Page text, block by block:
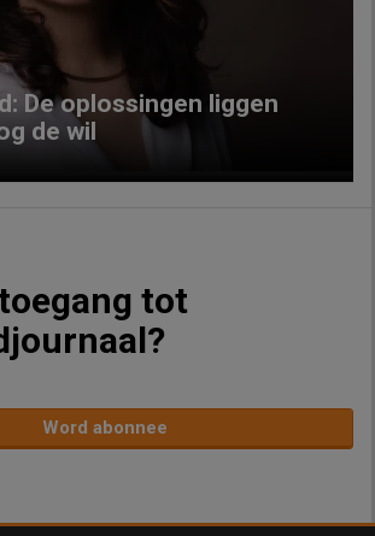
De oplossingen liggen
de wil
tot
Word abonnee